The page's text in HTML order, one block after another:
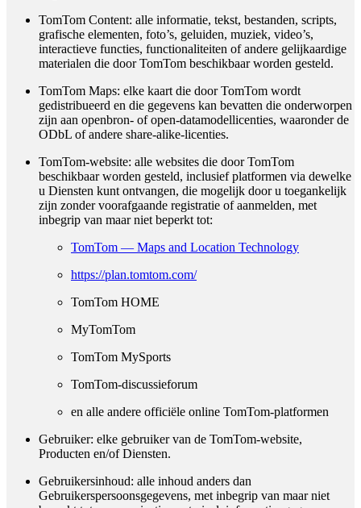
TomTom Content: alle informatie, tekst, bestanden, scripts,
grafische elementen, foto’s, geluiden, muziek, video’s,
interactieve functies, functionaliteiten of andere gelijkaardige
materialen die door TomTom beschikbaar worden gesteld.
TomTom Maps: elke kaart die door TomTom wordt
gedistribueerd en die gegevens kan bevatten die onderworpen
zijn aan openbron- of open-datamodellicenties, waaronder de
ODbL of andere share-alike-licenties.
TomTom-website: alle websites die door TomTom
beschikbaar worden gesteld, inclusief platformen via dewelke
u Diensten kunt ontvangen, die mogelijk door u toegankelijk
zijn zonder voorafgaande registratie of aanmelden, met
inbegrip van maar niet beperkt tot:
TomTom — Maps and Location Technology
https://plan.tomtom.com/
TomTom HOME
MyTomTom
TomTom MySports
TomTom-discussieforum
en alle andere officiële online TomTom-platformen
Gebruiker: elke gebruiker van de TomTom-website,
Producten en/of Diensten.
Gebruikersinhoud: alle inhoud anders dan
Gebruikerspersoonsgegevens, met inbegrip van maar niet